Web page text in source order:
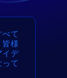
べて
皆様
イデ
って